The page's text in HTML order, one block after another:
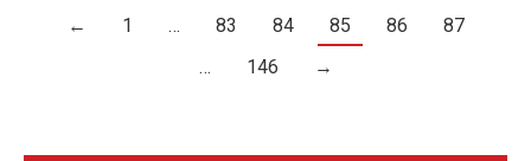
← 1 … 83 84 85 86
87
…
146 →